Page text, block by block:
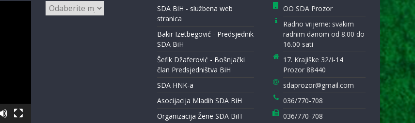
Arhiva
vijesti
SDA BiH - službena web
stranica
Bakir Izetbegović - Predsjednik
SDA BiH
Šefik Džaferović - Bošnjački
član Predsjedništva BiH
SDA HNK-a
Asocijacija Mladih SDA BiH
Organizacija Žene SDA BiH
OO SDA Prozor
Radno vrijeme: svakim
radnim danom od 8.00 do
16.00 sati
17. Krajiške 32/I-14
Prozor 88440
sdaprozor@gmail.com
036/770-708
036/770-708